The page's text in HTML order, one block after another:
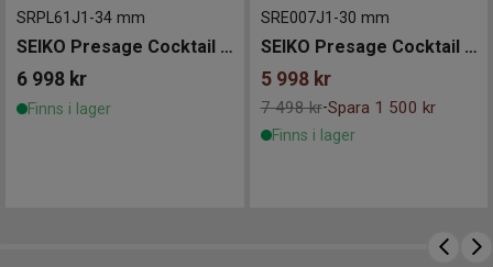
SRPL61J1 -34 mm
SEIKO Presage Cocktail Time 34mm
6 998 kr
Finns i lager
SRE007J1 -30 mm
SEIKO Presage Cocktail Time 30mm
5 998 kr
7 498 kr-Spara 1 500 kr
Finns i lager